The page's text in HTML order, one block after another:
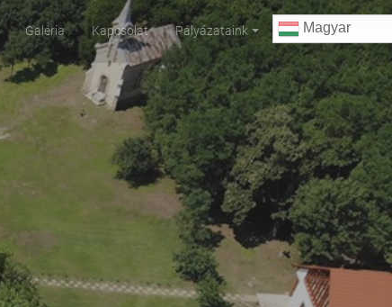
Galéria Kapcsolat Pályázataink Magyar